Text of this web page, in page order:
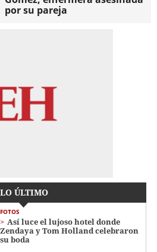
por su pareja
LO ÚLTIMO
FOTOS
Así luce el lujoso hotel donde
Zendaya y Tom Holland celebraron
su boda